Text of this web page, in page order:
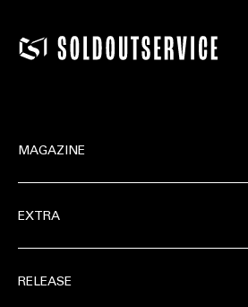
MAGAZINE
EXTRA
RELEASE